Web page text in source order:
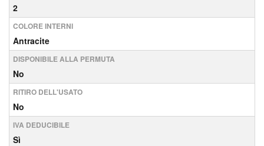
2
COLORE INTERNI
Antracite
DISPONIBILE ALLA PERMUTA
No
RITIRO DELL'USATO
No
IVA DEDUCIBILE
Sì